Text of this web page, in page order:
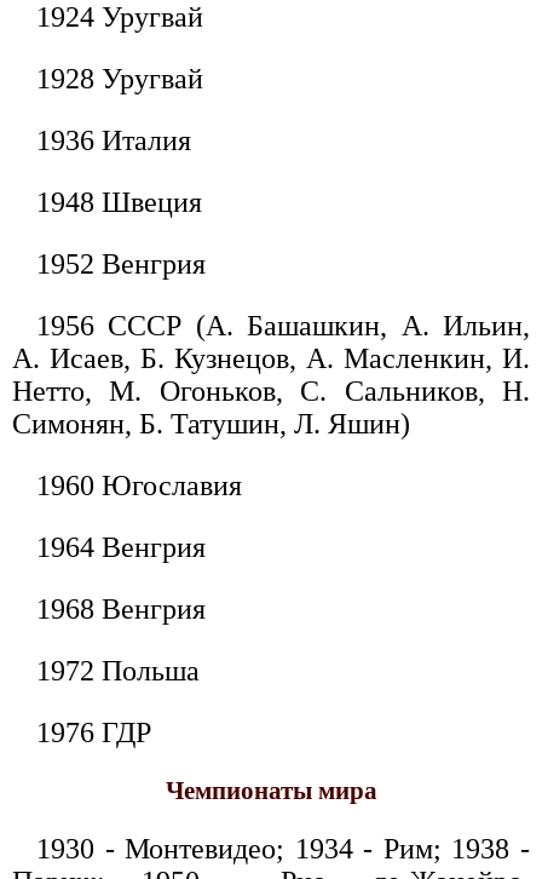
1924 Уругвай
1928 Уругвай
1936 Италия
1948 Швеция
1952 Венгрия
1956 СССР (А. Башашкин, А. Ильин,
А. Исаев, Б. Кузнецов, А. Масленкин, И.
Нетто, М. Огоньков, С. Сальников, Н.
Симонян, Б. Татушин, Л. Яшин)
1960 Югославия
1964 Венгрия
1968 Венгрия
1972 Польша
1976 ГДР
Чемпионаты мира
1930 - Монтевидео; 1934 - Рим; 1938 -